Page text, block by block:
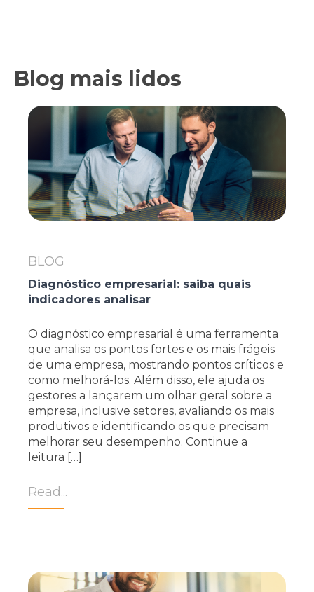
Blog mais lidos
BLOG
Diagnóstico empresarial: saiba quais
indicadores analisar
O diagnóstico empresarial é uma ferramenta
que analisa os pontos fortes e os mais frágeis
de uma empresa, mostrando pontos críticos e
como melhorá-los. Além disso, ele ajuda os
gestores a lançarem um olhar geral sobre a
empresa, inclusive setores, avaliando os mais
produtivos e identificando os que precisam
melhorar seu desempenho. Continue a
leitura […]
Read...